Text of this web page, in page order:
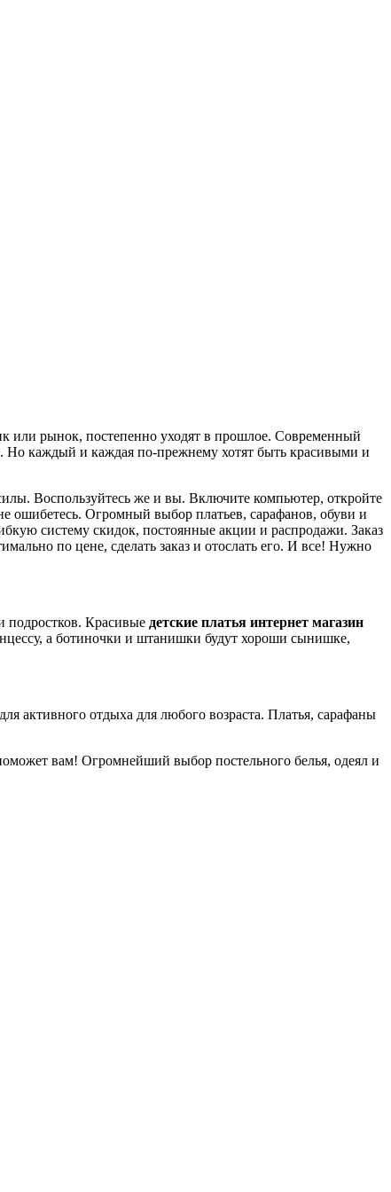
или рынок, постепенно уходят в прошлое. Современный
Но каждый и каждая по-прежнему хотят быть красивыми и
Воспользуйтесь же и вы. Включите компьютер, откройте
ошибетесь. Огромный выбор платьев, сарафанов, обуви и
систему скидок, постоянные акции и распродажи. Заказ
по цене, сделать заказ и отослать его. И все! Нужно
Красивые детские платья интернет магазин
а ботиночки и штанишки будут хороши сынишке,
активного отдыха для любого возраста. Платья, сарафаны
вам! Огромнейший выбор постельного белья, одеял и